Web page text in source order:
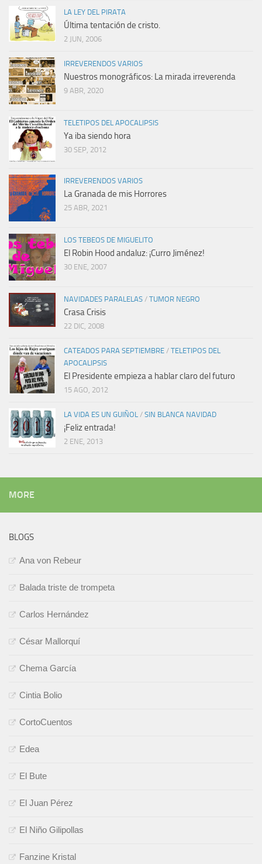
LA LEY DEL PIRATA
Última tentación de cristo.
2 JUN, 2006
IRREVERENDOS VARIOS
Nuestros monográficos: La mirada irreverenda
9 ABR, 2020
TELETIPOS DEL APOCALIPSIS
Ya iba siendo hora
30 SEP, 2012
IRREVERENDOS VARIOS
La Granada de mis Horrores
25 ABR, 2021
LOS TEBEOS DE MIGUELITO
El Robin Hood andaluz: ¡Curro Jiménez!
30 ENE, 2007
NAVIDADES PARALELAS / TUMOR NEGRO
Crasa Crisis
22 DIC, 2008
CATEADOS PARA SEPTIEMBRE / TELETIPOS DEL
APOCALIPSIS
El Presidente empieza a hablar claro del futuro
15 AGO, 2012
LA VIDA ES UN GUIÑOL / SIN BLANCA NAVIDAD
¡Feliz entrada!
2 ENE, 2013
MORE
BLOGS
Ana von Rebeur
Balada triste de trompeta
Carlos Hernández
César Mallorquí
Chema García
Cintia Bolio
CortoCuentos
Edea
El Bute
El Juan Pérez
El Niño Gilipollas
Fanzine Kristal